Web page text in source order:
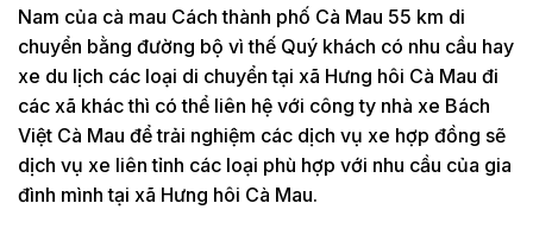
Nam của cà mau Cách thành phố Cà Mau 55 km di
chuyển bằng đường bộ vì thế Quý khách có nhu cầu hay
xe du lịch các loại di chuyển tại xã Hưng hôi Cà Mau đi
các xã khác thì có thể liên hệ với công ty nhà xe Bách
Việt Cà Mau để trải nghiệm các dịch vụ xe hợp đồng sẽ
dịch vụ xe liên tỉnh các loại phù hợp với nhu cầu của gia
đình mình tại xã Hưng hôi Cà Mau.